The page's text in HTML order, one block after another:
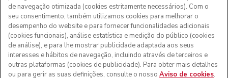
Aos clientes nos Açores, Madeira e outros territórios
portugueses: Por favor, contacte a nossa equipa de Apoio
ao Cliente para efetuar a sua encomenda, de forma a
de navegação otimizada (cookies estritamente necessários). Com o
seu consentimento, também utilizamos cookies para melhorar o
desempenho do website e para fornecer funcionalidades adicionais
(cookies funcionais), análise estatística e medição do público (cookies
de análise), e para lhe mostrar publicidade adaptada aos seus
interesses e hábitos de navegação, incluindo através de terceiros e
outras plataformas (cookies de publicidade). Para obter mais detalhes
ou para gerir as suas definições, consulte o nosso Aviso de cookies.